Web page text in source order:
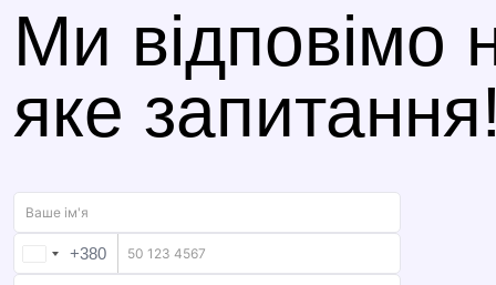
Ми відповімо
яке запитання!
UKRAINE
+380
+380